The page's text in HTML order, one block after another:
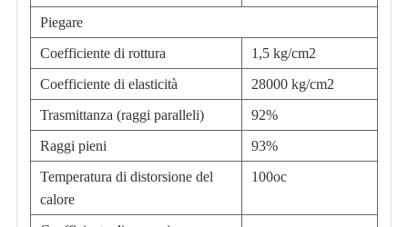
Piegare
Coefficiente di rottura
1,5 kg/cm2
Coefficiente di elasticità
28000 kg/cm2
Trasmittanza (raggi paralleli)
92%
Raggi pieni
93%
Temperatura di distorsione del
calore
100oc